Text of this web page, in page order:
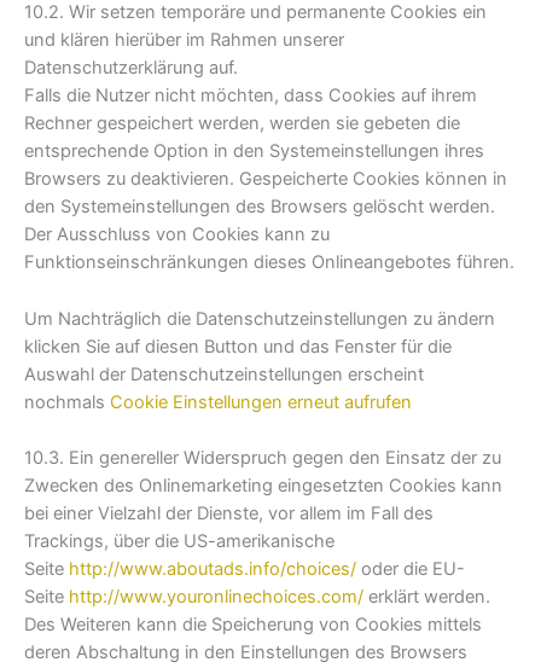
10.2. Wir setzen temporäre und permanente Cookies ein
und klären hierüber im Rahmen unserer
Datenschutzerklärung auf.
Falls die Nutzer nicht möchten, dass Cookies auf ihrem
Rechner gespeichert werden, werden sie gebeten die
entsprechende Option in den Systemeinstellungen ihres
Browsers zu deaktivieren. Gespeicherte Cookies können in
den Systemeinstellungen des Browsers gelöscht werden.
Der Ausschluss von Cookies kann zu
Funktionseinschränkungen dieses Onlineangebotes führen.
Um Nachträglich die Datenschutzeinstellungen zu ändern
klicken Sie auf diesen Button und das Fenster für die
Auswahl der Datenschutzeinstellungen erscheint
nochmals Cookie Einstellungen erneut aufrufen
10.3. Ein genereller Widerspruch gegen den Einsatz der zu
Zwecken des Onlinemarketing eingesetzten Cookies kann
bei einer Vielzahl der Dienste, vor allem im Fall des
Trackings, über die US-amerikanische
Seite http://www.aboutads.info/choices/ oder die EU-
Seite http://www.youronlinechoices.com/ erklärt werden.
Des Weiteren kann die Speicherung von Cookies mittels
deren Abschaltung in den Einstellungen des Browsers